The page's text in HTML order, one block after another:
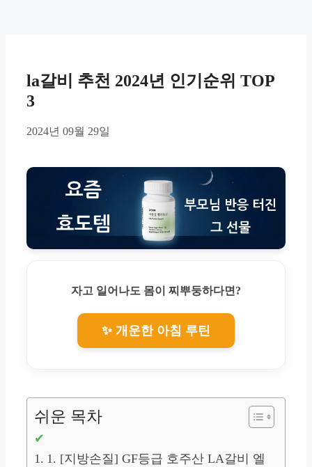
la갈비 추천 2024년 인기순위 TOP
3
2024년 09월 29일
자고 일어나도 몸이 찌뿌둥하다면?
✨ 개운한 아침 루틴
쉬운 목차
1. [지방손질] GF등급 호주산 LA갈비 엘